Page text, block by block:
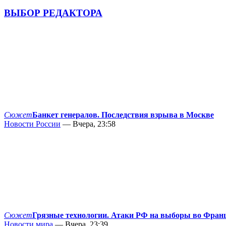
ВЫБОР РЕДАКТОРА
СюжетБанкет генералов. Последствия взрыва в Москве
Новости России — Вчера, 23:58
СюжетГрязные технологии. Атаки РФ на выборы во